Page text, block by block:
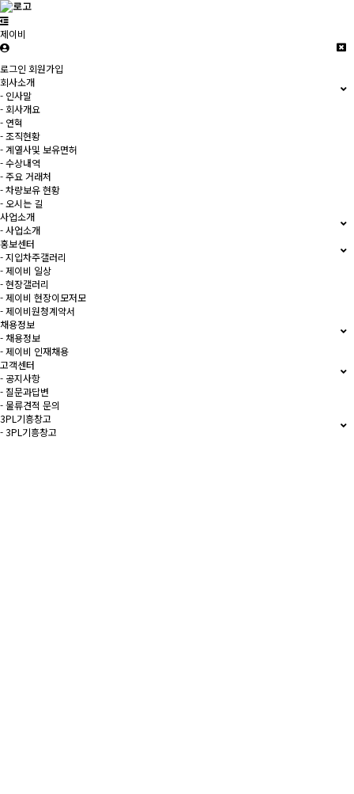
제이비
로그인 회원가입
회사소개
- 인사말
- 회사개요
- 연혁
- 조직현황
- 계열사및 보유면허
- 수상내역
- 주요 거래처
- 차량보유 현황
- 오시는 길
사업소개
- 사업소개
홍보센터
- 지입차주갤러리
- 제이비 일상
- 현장갤러리
- 제이비 현장이모저모
- 제이비원청계약서
채용정보
- 채용정보
- 제이비 인재채용
고객센터
- 공지사항
- 질문과답변
- 물류견적 문의
3PL기흥창고
- 3PL기흥창고